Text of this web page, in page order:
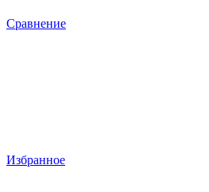
Сравнение
Избранное